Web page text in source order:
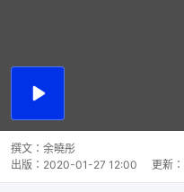
播
撰文： 余曉彤
出版： 2020-01-27 12:00 更新：